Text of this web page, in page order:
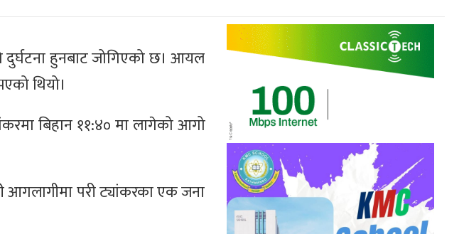
हुनबाट जोगिएको छ। आयल
थियो।
बिहान ११:४० मा लागेको आगो
आगलागीमा परी ट्यांकरका एक जना